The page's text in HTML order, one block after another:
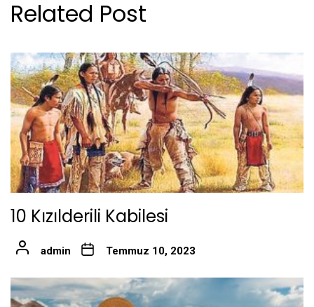
Related Post
10 Kızılderili Kabilesi
admin Temmuz 10, 2023